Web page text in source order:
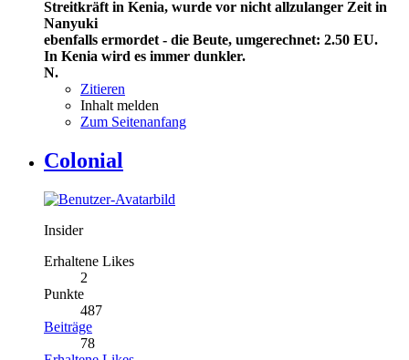
Streitkräft in Kenia, wurde vor nicht allzulanger Zeit in
Nanyuki
ebenfalls ermordet - die Beute, umgerechnet: 2.50 EU.
In Kenia wird es immer dunkler.
N.
Zitieren
Inhalt melden
Zum Seitenanfang
Colonial
Insider
Erhaltene Likes
2
Punkte
487
Beiträge
78